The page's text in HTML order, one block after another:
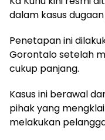
dalam kasus
Penetapan ini
Gorontalo setelah
cukup panjang.
Kasus ini berawal
pihak yang
melakukan